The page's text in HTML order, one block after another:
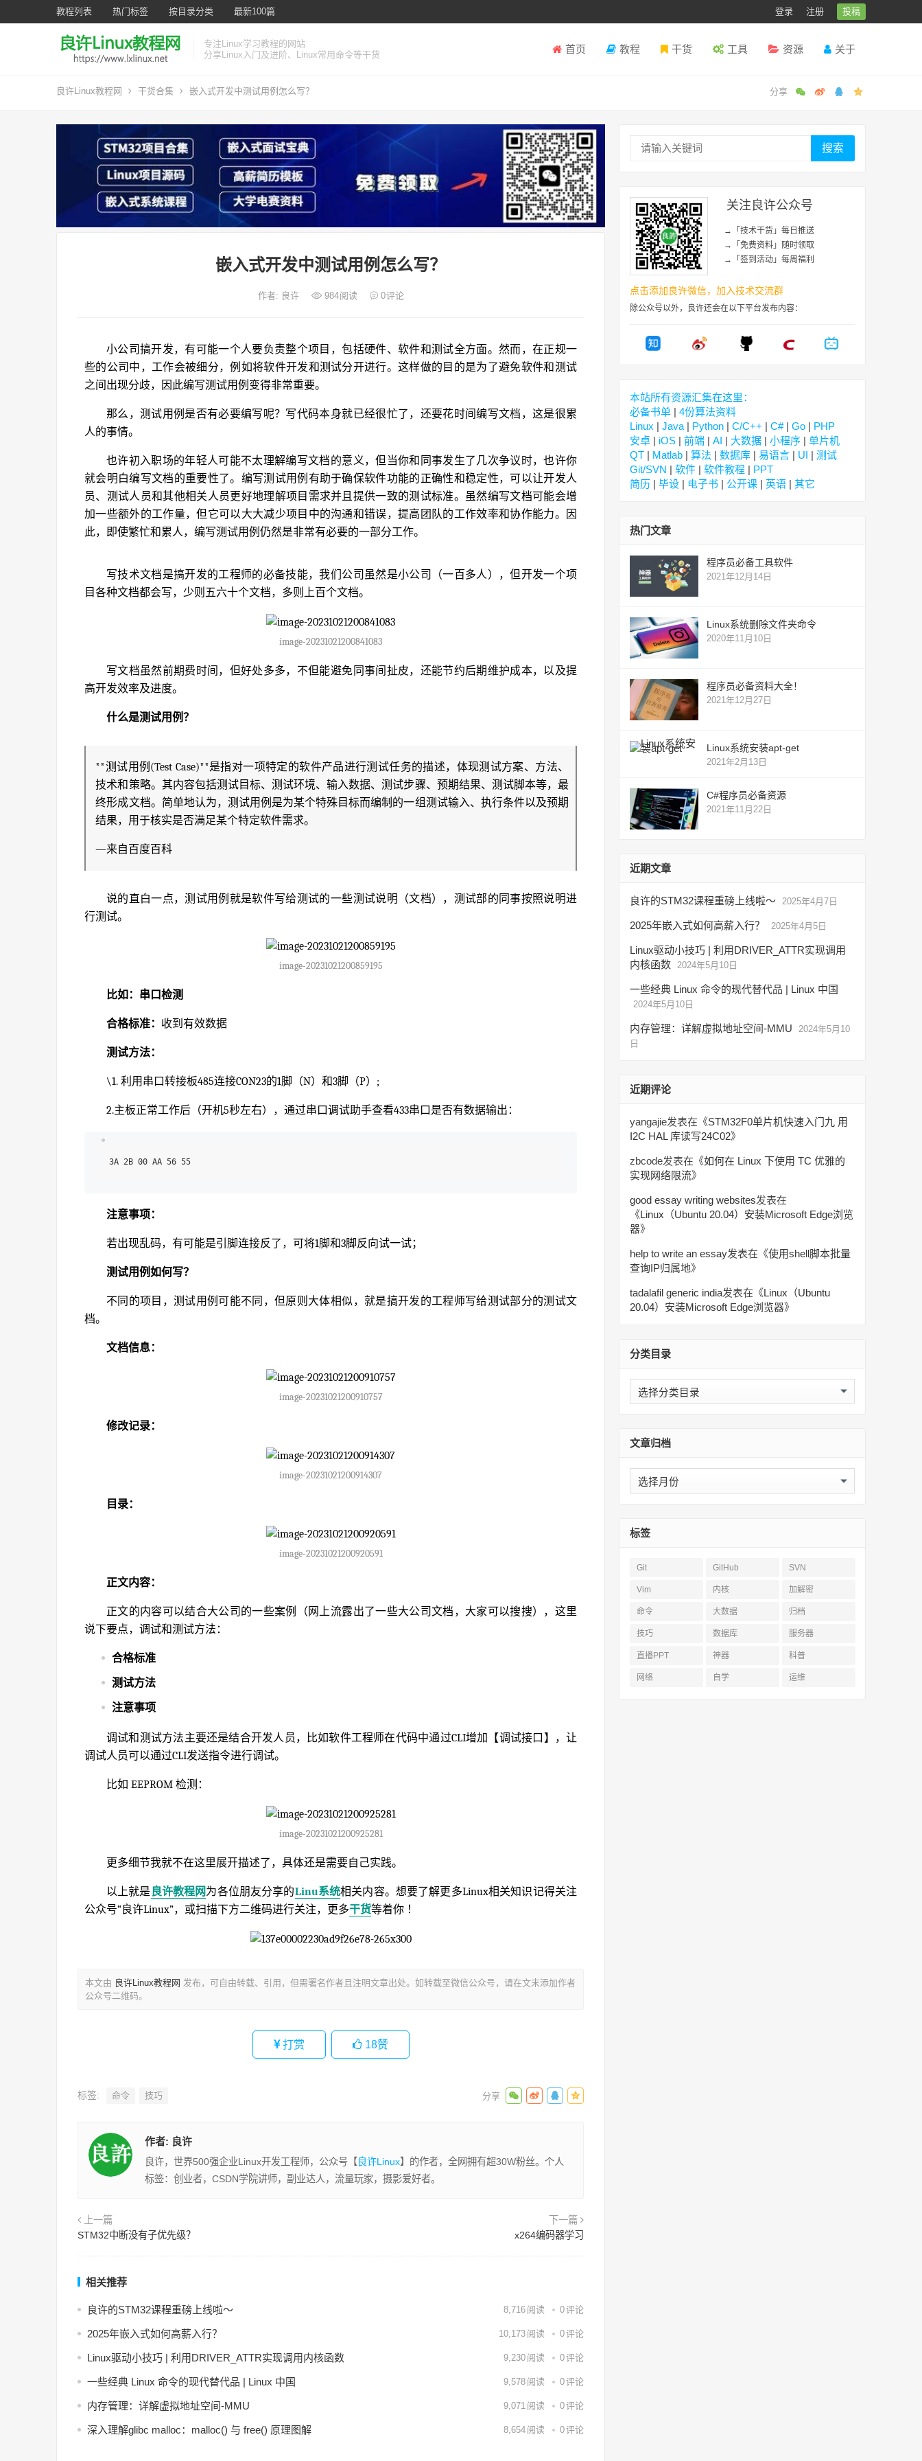
教程列表 热门标签 按目录分类 最新100篇 登录 注册 投稿
专注Linux学习教程的网站
分享Linux入门及进阶、Linux常用命令等干货
首页 教程 干货 工具 资源 关于
良许Linux教程网 干货合集 嵌入式开发中测试用例怎么写？
嵌入式开发中测试用例怎么写？
作者: 良许 984阅读 0评论
小公司搞开发，有可能一个人要负责整个项目，包括硬件、软件和测试全方面。然而，在正规一
些的公司中，工作会被细分，例如将软件开发和测试分开进行。这样做的目的是为了避免软件和测试
之间出现分歧，因此编写测试用例变得非常重要。
那么，测试用例是否有必要编写呢？写代码本身就已经很忙了，还要花时间编写文档，这是很累
人的事情。
也许初入职场的年轻人可能不太理解编写文档的意义，但当你和同事发生了几次争议时，也许你
就会明白编写文档的重要性了。编写测试用例有助于确保软件功能的正确性和稳定性，可以让开发人
员、测试人员和其他相关人员更好地理解项目需求并且提供一致的测试标准。虽然编写文档可能会增
加一些额外的工作量，但它可以大大减少项目中的沟通和错误，提高团队的工作效率和协作能力。因
此，即使繁忙和累人，编写测试用例仍然是非常有必要的一部分工作。
写技术文档是搞开发的工程师的必备技能，我们公司虽然是小公司（一百多人），但开发一个项
目各种文档都会写，少则五六十个文档，多则上百个文档。
image-20231021200841083
写文档虽然前期费时间，但好处多多，不但能避免同事间扯皮，还能节约后期维护成本，以及提
高开发效率及进度。
什么是测试用例？
**测试用例(Test Case)**是指对一项特定的软件产品进行测试任务的描述，体现测试方案、方法、
技术和策略。其内容包括测试目标、测试环境、输入数据、测试步骤、预期结果、测试脚本等，最
终形成文档。简单地认为，测试用例是为某个特殊目标而编制的一组测试输入、执行条件以及预期
结果，用于核实是否满足某个特定软件需求。
—来自百度百科
说的直白一点，测试用例就是软件写给测试的一些测试说明（文档），测试部的同事按照说明进
行测试。
image-20231021200859195
比如：串口检测
合格标准： 收到有效数据
测试方法：
\1. 利用串口转接板485连接CON23的1脚（N）和3脚（P）;
2.主板正常工作后（开机5秒左右），通过串口调试助手查看433串口是否有数据输出：
注意事项：
若出现乱码，有可能是引脚连接反了，可将1脚和3脚反向试一试；
测试用例如何写？
不同的项目，测试用例可能不同，但原则大体相似，就是搞开发的工程师写给测试部分的测试文
档。
文档信息：
image-20231021200910757
修改记录：
image-20231021200914307
目录：
image-20231021200920591
正文内容：
正文的内容可以结合大公司的一些案例（网上流露出了一些大公司文档，大家可以搜搜），这里
说下要点，调试和测试方法：
合格标准
测试方法
注意事项
调试和测试方法主要还是结合开发人员，比如软件工程师在代码中通过CLI增加【调试接口】，让
调试人员可以通过CLI发送指令进行调试。
比如 EEPROM 检测：
image-20231021200925281
更多细节我就不在这里展开描述了，具体还是需要自己实践。
以上就是 良许教程网为各位朋友分享的Linu系统相关内容。想要了解更多Linux相关知识记得关注
公众号“良许Linux”，或扫描下方二维码进行关注，更多干货等着你 ！
本文由 良许Linux教程网 发布，可自由转载、引用，但需署名作者且注明文章出处。如转载至微信公众号，请在文末添加作者
公众号二维码。
打赏 18赞
标签: 命令 技巧
作者: 良许
良许，世界500强企业Linux开发工程师，公众号【 良许Linux】的作者，全网拥有超30W粉丝。个人
标签：创业者，CSDN学院讲师，副业达人，流量玩家，摄影爱好者。
上一篇
STM32中断没有子优先级？
下一篇
x264编码器学习
相关推荐
良许的STM32课程重磅上线啦～ 8,716 阅读 0评论
2025年嵌入式如何高薪入行？ 10,173 阅读 0评论
Linux驱动小技巧 | 利用DRIVER_ATTR实现调用内核函数 9,230 阅读 0评论
一些经典 Linux 命令的现代替代品 | Linux 中国 9,578 阅读 0评论
内存管理：详解虚拟地址空间-MMU 9,071 阅读 0评论
深入理解glibc malloc：malloc() 与 free() 原理图解 8,654 阅读 0评论
搜索
关注良许公众号
→「技术干货」每日推送
→「免费资料」随时领取
→「签到活动」每周福利
点击添加良许微信，加入技术交流群
除公众号以外，良许还会在以下平台发布内容：
本站所有资源汇集在这里：
必备书单 | 4份算法资料
Linux | Java | Python | C/C++ | C#| Go | PHP
安卓 | iOS | 前端 | AI | 大数据 | 小程序 | 单片机
QT | Matlab | 算法 | 数据库 | 易语言 | UI | 测试
Git/SVN | 软件 | 软件教程 | PPT
简历 | 毕设 | 电子书 | 公开课 | 英语 | 其它
热门文章
程序员必备工具软件
2021年12月14日
Linux系统删除文件夹命令
2020年11月10日
程序员必备资料大全！
2021年12月27日
Linux系统安装apt-get
2021年2月13日
C#程序员必备资源
2021年11月22日
近期文章
良许的STM32课程重磅上线啦～ 2025年4月7日
2025年嵌入式如何高薪入行？ 2025年4月5日
Linux驱动小技巧 | 利用DRIVER_ATTR实现调用
内核函数 2024年5月10日
一些经典 Linux 命令的现代替代品 | Linux 中国
2024年5月10日
内存管理：详解虚拟地址空间-MMU
2024年5月10
日
近期评论
yangajie发表在《STM32F0单片机快速入门九 用
I2C HAL 库读写24C02》
zbcode发表在《如何在 Linux 下使用 TC 优雅的
实现网络限流》
good essay writing websites发表在
《Linux（Ubuntu 20.04）安装Microsoft Edge浏览
器》
help to write an essay发表在《使用shell脚本批量
查询IP归属地》
tadalafil generic india发表在《Linux（Ubuntu
20.04）安装Microsoft Edge浏览器》
分类目录
分
类
文章归档
文
章
标签
Git GitHub SVN
Vim 内核 加解密
命令 大数据 归档
技巧 数据库 服务器
直播PPT 神器 科普
网络 自学 运维